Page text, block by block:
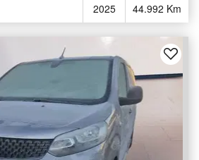
2025 44.992 Km